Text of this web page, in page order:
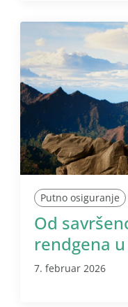
Putno osiguranje
Od
rendgena
7. februar 2026